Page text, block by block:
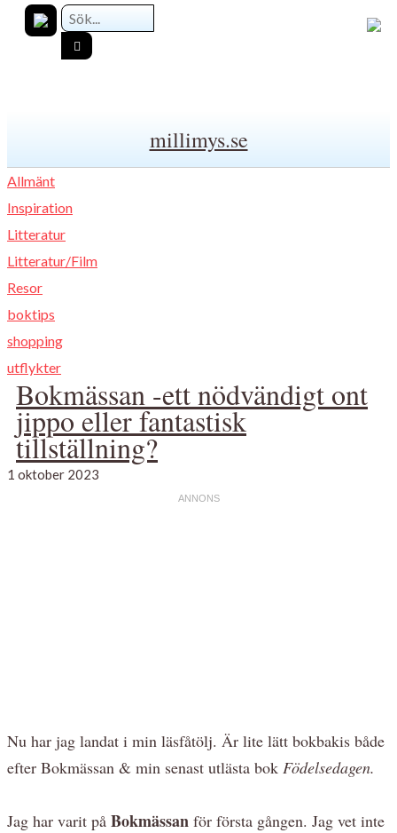
millimys.se
Allmänt
Inspiration
Litteratur
Litteratur/Film
Resor
boktips
shopping
utflykter
Bokmässan -ett nödvändigt ont
jippo eller fantastisk
tillställning?
1 oktober 2023
Nu har jag landat i min läsfåtölj. Är lite lätt bokbakis både
efter Bokmässan & min senast utlästa bok Födelsedagen.
Jag har varit på Bokmässan för första gången. Jag vet inte